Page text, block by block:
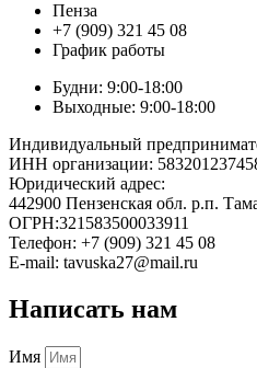
Пенза
+7 (909) 321 45 08
График работы
Будни: 9:00-18:00
Выходные: 9:00-18:00
Индивидуальный
ИНН организации:
Юридический адрес:
442900 Пензенская обл. р.п.
ОГРН:321583500033911
Телефон: +7 (909) 321 45 08
E-mail: tavuska27@mail.ru
Написать нам
Имя